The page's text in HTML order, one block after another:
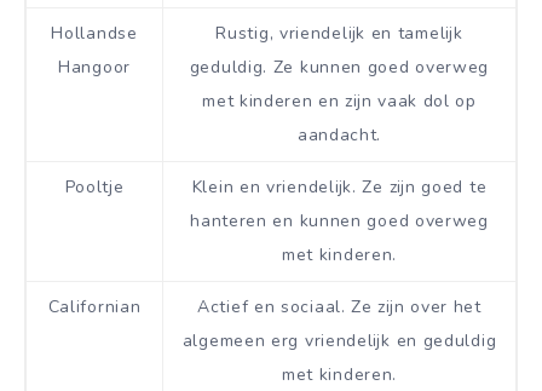
Hollandse
Hangoor
Rustig, vriendelijk en tamelijk
geduldig. Ze kunnen goed overweg
met kinderen en zijn vaak dol op
aandacht.
Pooltje
Klein en vriendelijk. Ze zijn goed te
hanteren en kunnen goed overweg
met kinderen.
Californian
Actief en sociaal. Ze zijn over het
algemeen erg vriendelijk en geduldig
met kinderen.